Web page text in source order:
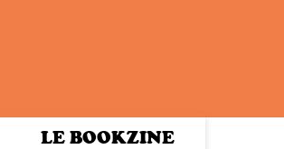
LE BOOKZINE